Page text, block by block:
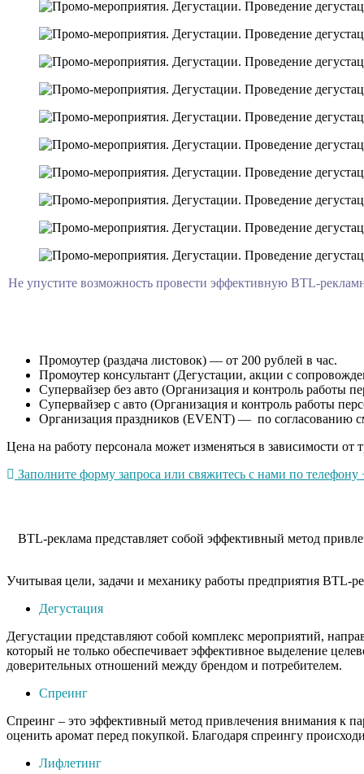
Не упустите возможность провести эффективную BTL-
Промоутер (раздача листовок) — от 200 рублей в час.
Промоутер консультант (Дегустации, акции с
Супервайзер без авто (Организация и контроль работы
Супервайзер с авто (Организация и контроль работы
Организация праздников (EVENT) — по согласованию
Цена на работу персонала может изменяться в зависимости
Заполните форму запроса или свяжитесь с нами по
BTL-реклама представляет собой эффективный метод
Учитывая цели, задачи и механику работы предприятия BTL-
Дегустация
Дегустации представляют собой комплекс мероприятий,
который не только обеспечивает эффективное выделение
доверительных отношений между брендом и потребителем.
Спреинг
Спреинг – это эффективный метод привлечения внимания к
оценить аромат перед покупкой. Благодаря спреингу
Лифлетинг